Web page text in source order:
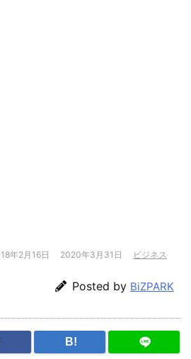
年2月16日 2020年3月31日 ビジネス
Posted by BiZPARK
B!